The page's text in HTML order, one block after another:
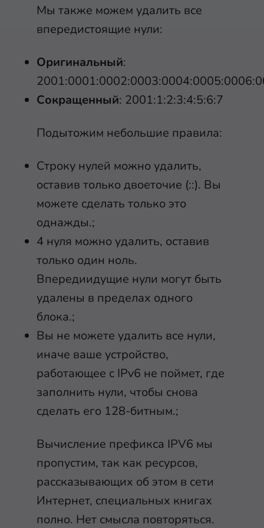
Мы также можем удалить все
впередистоящие нули:
Оригинальный:
Сокращенный: 2001:1:2:3:4:5:6:7
Подытожим небольшие правила:
Строку нулей можно удалить,
оставив только двоеточие (::). Вы
можете сделать только это
однажды.;
4 нуля можно удалить, оставив
только один ноль.
Впередиидущие нули могут быть
удалены в пределах одного
блока.;
Вы не можете удалить все нули,
иначе ваше устройство,
работающее с IPv6 не поймет, где
заполнить нули, чтобы снова
сделать его 128-битным.;
Вычисление префикса IPV6 мы
пропустим, так как ресурсов,
рассказывающих об этом в сети
Интернет, специальных книгах
полно. Нет смысла повторяться.